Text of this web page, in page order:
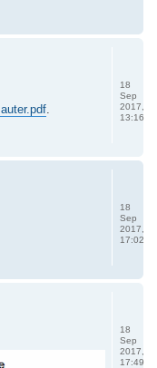
.
18
Sep
2017,
13:16
18
Sep
2017,
17:02
18
Sep
2017,
17:49